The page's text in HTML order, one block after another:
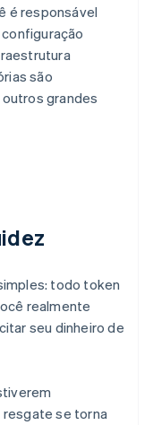
é responsável
são
outros grandes
todo token
realmente
seu dinheiro de
se torna